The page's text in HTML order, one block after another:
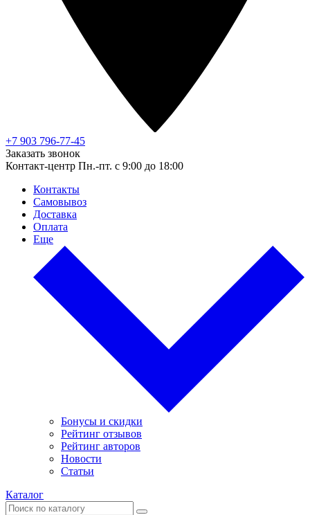
+7 903 796-77-45
Заказать звонок
Контакт-центр Пн.-пт. с 9:00 до 18:00
Контакты
Самовывоз
Доставка
Оплата
Еще
Бонусы и скидки
Рейтинг отзывов
Рейтинг авторов
Новости
Статьи
Каталог